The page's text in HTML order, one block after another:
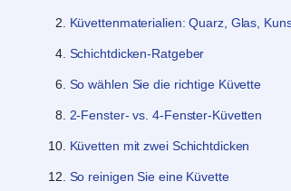
Küvettenmaterialien: Quarz, Glas,
Schichtdicken-Ratgeber
So wählen Sie die richtige Küvette
2-Fenster- vs. 4-Fenster-Küvetten
Küvetten mit zwei Schichtdicken
So reinigen Sie eine Küvette